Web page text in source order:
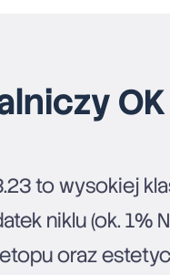
to wysokiej
niklu (ok. 1%
oraz